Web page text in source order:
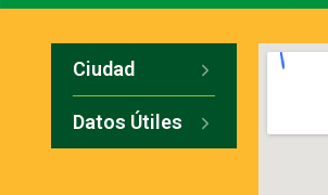
Ciudad
Datos Útiles